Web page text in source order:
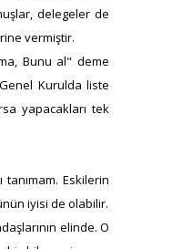
delegeler de
vermiştir.
al" deme
Kurulda liste
yapacakları tek
Eskilerin
iyisi de olabilir.
elinde. O